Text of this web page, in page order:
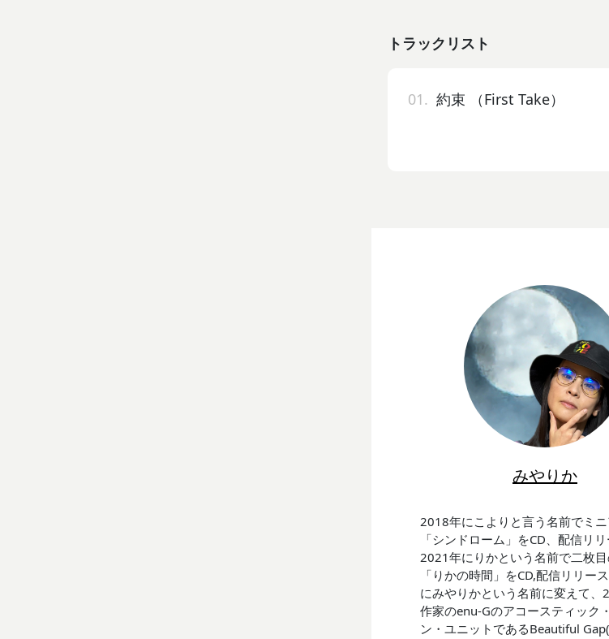
トラックリスト
01. 約束 （First Take）
みやりか
2018年にこよりと言う名前でミ
「シンドローム」をCD、配信リリ
2021年にりかという名前で二枚
「りかの時間」をCD,配信リリー
にみやりかという名前に変えて、
作家のenu-Gのアコースティック
ン・ユニットであるBeautiful